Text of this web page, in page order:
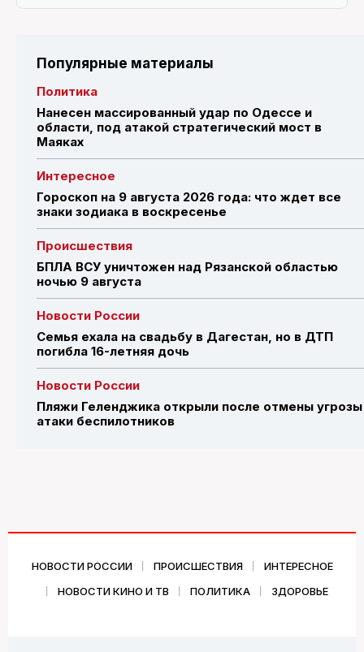
Популярные материалы
Политика
Нанесен массированный удар по Одессе и
области, под атакой стратегический мост в
Маяках
Интересное
Гороскоп на 9 августа 2026 года: что ждет все
знаки зодиака в воскресенье
Происшествия
БПЛА ВСУ уничтожен над Рязанской областью
ночью 9 августа
Новости России
Семья ехала на свадьбу в Дагестан, но в ДТП
погибла 16-летняя дочь
Новости России
Пляжи Геленджика открыли после отмены угрозы
атаки беспилотников
НОВОСТИ РОССИИ ПРОИСШЕСТВИЯ
ИНТЕРЕСНОЕ
НОВОСТИ КИНО И ТВ
ПОЛИТИКА ЗДОРОВЬЕ